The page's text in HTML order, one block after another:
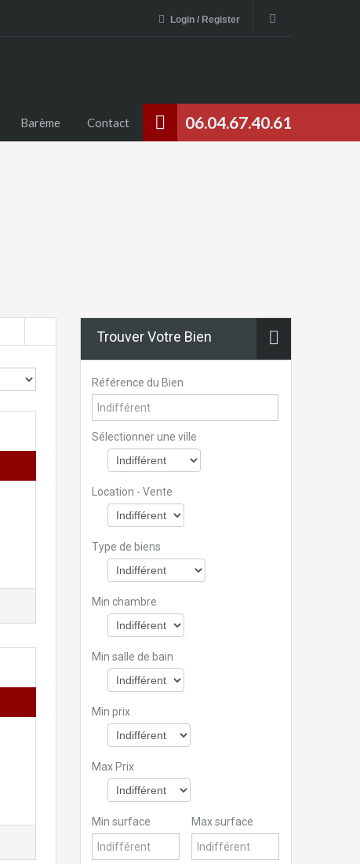
Login / Register
06.04.67.40.61
Barème Contact
Trouver Votre Bien
Référence du Bien
Sélectionner une ville
Location - Vente
Type de biens
Min chambre
Min salle de bain
Min prix
Max Prix
Min surface Max surface